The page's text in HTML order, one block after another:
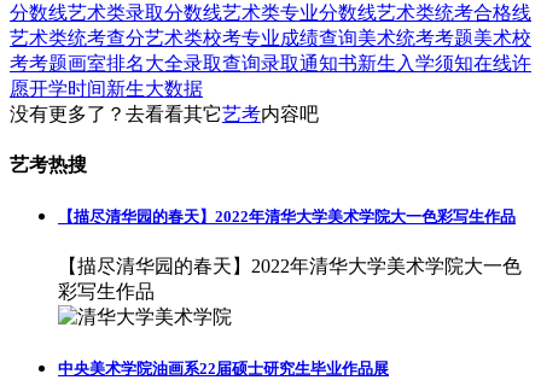
分数线艺术类录取分数线艺术类专业分数线艺术类统考合格线
艺术类统考查分艺术类校考专业成绩查询美术统考考题美术校
考考题画室排名大全录取查询录取通知书新生入学须知在线许
愿开学时间新生大数据
没有更多了？去看看其它艺考内容吧
艺考热搜
【描尽清华园的春天】2022年清华大学美术学院大一色彩写生作品
【描尽清华园的春天】2022年清华大学美术学院大一色
彩写生作品
中央美术学院油画系22届硕士研究生毕业作品展